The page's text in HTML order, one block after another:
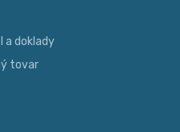
a doklady
tovar